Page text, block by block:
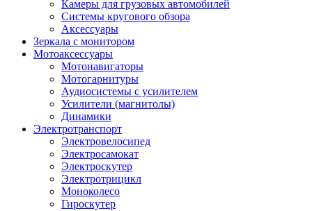
Камеры для грузовых автомобилей
Системы кругового обзора
Аксессуары
Зеркала с монитором
Мотоаксессуары
Мотонавигаторы
Мотогарнитуры
Аудиосистемы с усилителем
Усилители (магнитолы)
Динамики
Электротранспорт
Электровелосипед
Электросамокат
Электроскутер
Электротрицикл
Моноколесо
Гироскутер